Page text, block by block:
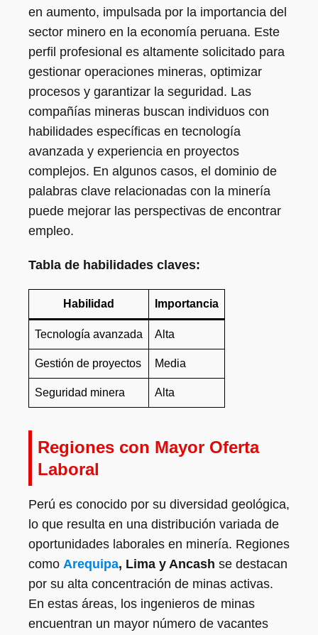
en aumento, impulsada por la importancia del
sector minero en la economía peruana. Este
perfil profesional es altamente solicitado para
gestionar operaciones mineras, optimizar
procesos y garantizar la seguridad. Las
compañías mineras buscan individuos con
habilidades específicas en tecnología
avanzada y experiencia en proyectos
complejos. En algunos casos, el dominio de
palabras clave relacionadas con la minería
puede mejorar las perspectivas de encontrar
empleo.
Tabla de habilidades claves:
Habilidad Importancia
Tecnología avanzada Alta
Gestión de proyectos Media
Seguridad minera Alta
Regiones con Mayor Oferta
Laboral
Perú es conocido por su diversidad geológica,
lo que resulta en una distribución variada de
oportunidades laborales en minería. Regiones
como Arequipa, Lima y Ancash se destacan
por su alta concentración de minas activas.
En estas áreas, los ingenieros de minas
encuentran un mayor número de vacantes